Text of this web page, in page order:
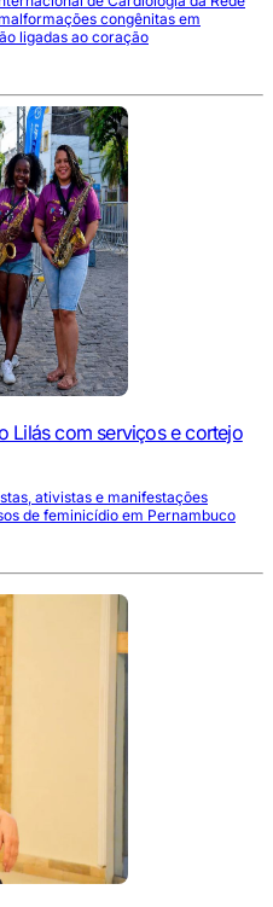
congênitas em
ligadas ao coração
Lilás com serviços e cortejo
ativistas e manifestações
de feminicídio em Pernambuco